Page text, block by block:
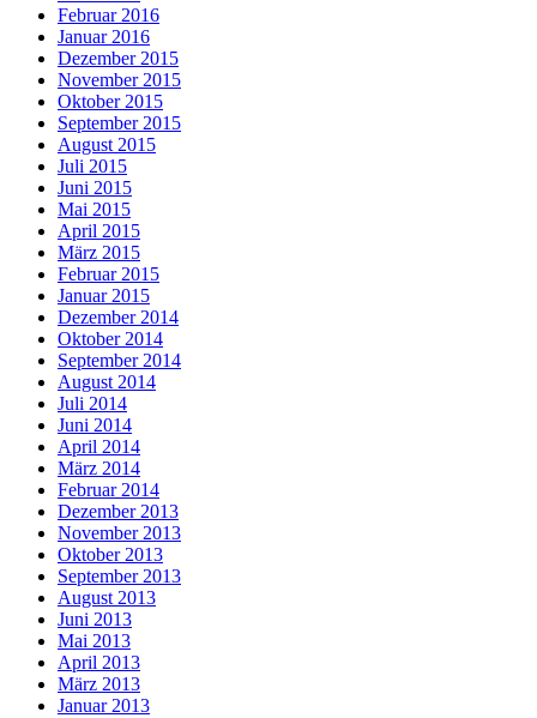
Februar 2016
Januar 2016
Dezember 2015
November 2015
Oktober 2015
September 2015
August 2015
Juli 2015
Juni 2015
Mai 2015
April 2015
März 2015
Februar 2015
Januar 2015
Dezember 2014
Oktober 2014
September 2014
August 2014
Juli 2014
Juni 2014
April 2014
März 2014
Februar 2014
Dezember 2013
November 2013
Oktober 2013
September 2013
August 2013
Juni 2013
Mai 2013
April 2013
März 2013
Januar 2013